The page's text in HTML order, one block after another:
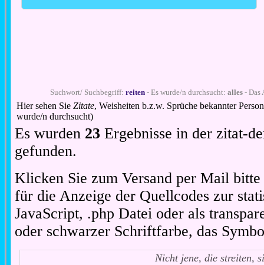
Suchwort/ Suchbegriff: reiten- Es wurde/n durchsucht: alles- Das
Hier sehen SieZitate, Weisheiten b.z.w. Sprüche bekannter
wurde/n durchsucht)
Es wurden 23 Ergebnisse in der zitat-
gefunden.
Klicken Sie zum Versand per Mail
für die Anzeige der Quellcodes zur
JavaScript, .php Datei oder als
oder schwarzer Schriftfarbe, das
Nicht jene, die streiten,